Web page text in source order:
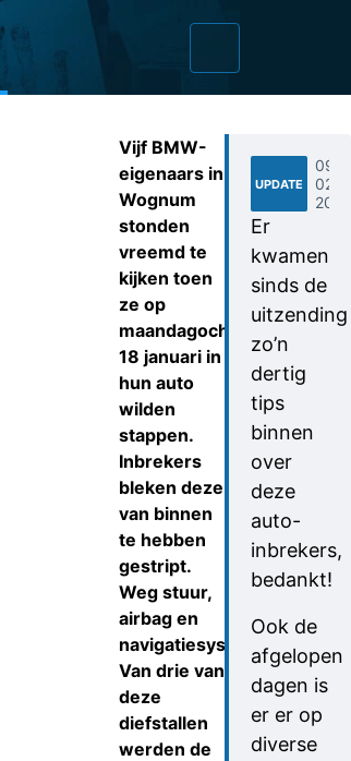
Vijf BMW-
eigenaars in
Wognum
stonden
vreemd te
kijken toen
ze op
maandagochtend
18 januari in
hun auto
wilden
stappen.
Inbrekers
bleken deze
van binnen
te hebben
gestript.
Weg stuur,
airbag en
navigatiesysteem.
Van drie van
deze
diefstallen
werden de
UPDATE
09-
02-
2021
Er
kwamen
sinds de
uitzending
zo’n
dertig
tips
binnen
over
deze
auto-
inbrekers,
bedankt!
Ook de
afgelopen
dagen is
er er op
diverse